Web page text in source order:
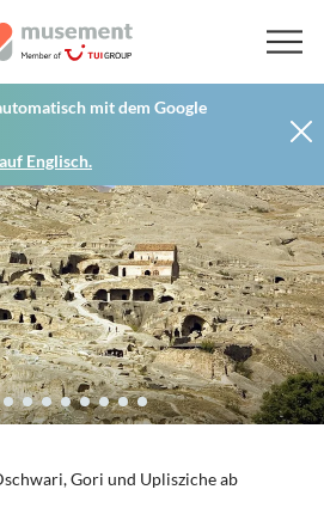
mit dem Google
Englisch.
Gori und Uplisziche ab